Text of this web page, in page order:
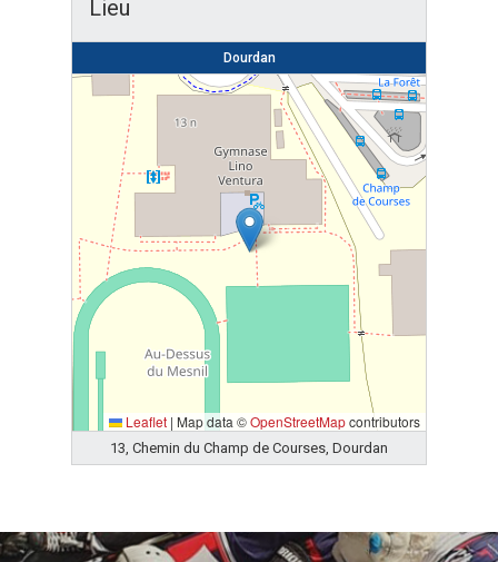
Lieu
Dourdan
Leaflet | Map data ©OpenStreetMapcontributors
13, Chemin du Champ de Courses, Dourdan